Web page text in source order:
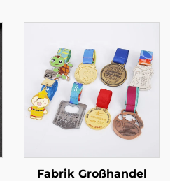
Fabrik Großhandel